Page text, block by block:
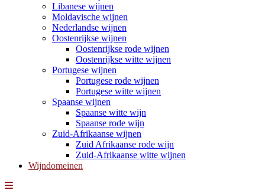
Libanese wijnen
Moldavische wijnen
Nederlandse wijnen
Oostenrijkse wijnen
Oostenrijkse rode wijnen
Oostenrijkse witte wijnen
Portugese wijnen
Portugese rode wijnen
Portugese witte wijnen
Spaanse wijnen
Spaanse witte wijn
Spaanse rode wijn
Zuid-Afrikaanse wijnen
Zuid Afrikaanse rode wijn
Zuid-Afrikaanse witte wijnen
Wijndomeinen